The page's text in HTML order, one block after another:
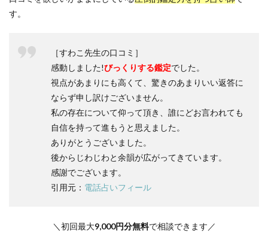
す。
［すわこ先生の口コミ］
感動しました!びっくりする鑑定でした。
視点があまりにも高くて、驚きのあまりいい返答に
ならず申し訳けございません。
私の存在について仰って頂き、誰にどお言われても
自信を持って進もうと思えました。
ありがとうございました。
後からじわじわと余韻が広がってきています。
感謝でございます。
引用元： 電話占いフィール
＼初回最大9,000円分無料で相談できます／